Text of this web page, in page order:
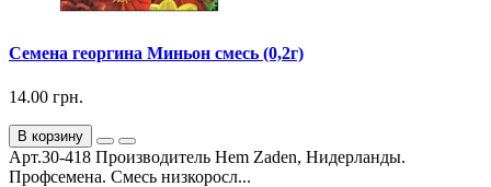
Семена георгина Миньон смесь (0,2г)
14.00 грн.
В корзину
Арт.30-418 Производитель Hem Zaden, Нидерланды.
Профсемена. Смесь низкоросл...